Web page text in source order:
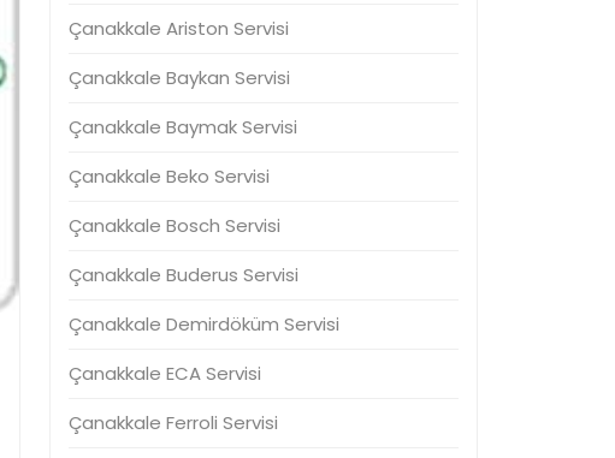
Çanakkale Ariston Servisi
Çanakkale Baykan Servisi
Çanakkale Baymak Servisi
Çanakkale Beko Servisi
Çanakkale Bosch Servisi
Çanakkale Buderus Servisi
Çanakkale Demirdöküm Servisi
Çanakkale ECA Servisi
Çanakkale Ferroli Servisi